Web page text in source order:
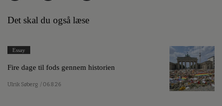
Det skal du også læse
Essay
Fire dage til fods gennem historien
Ulrik Søberg / 06.8.26